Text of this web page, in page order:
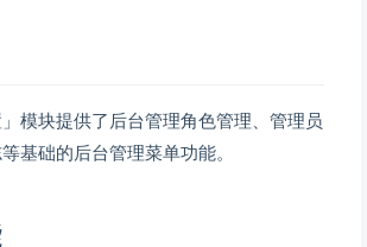
」模块提供了后台管理角色管理、管理员
基础的后台管理菜单功能。